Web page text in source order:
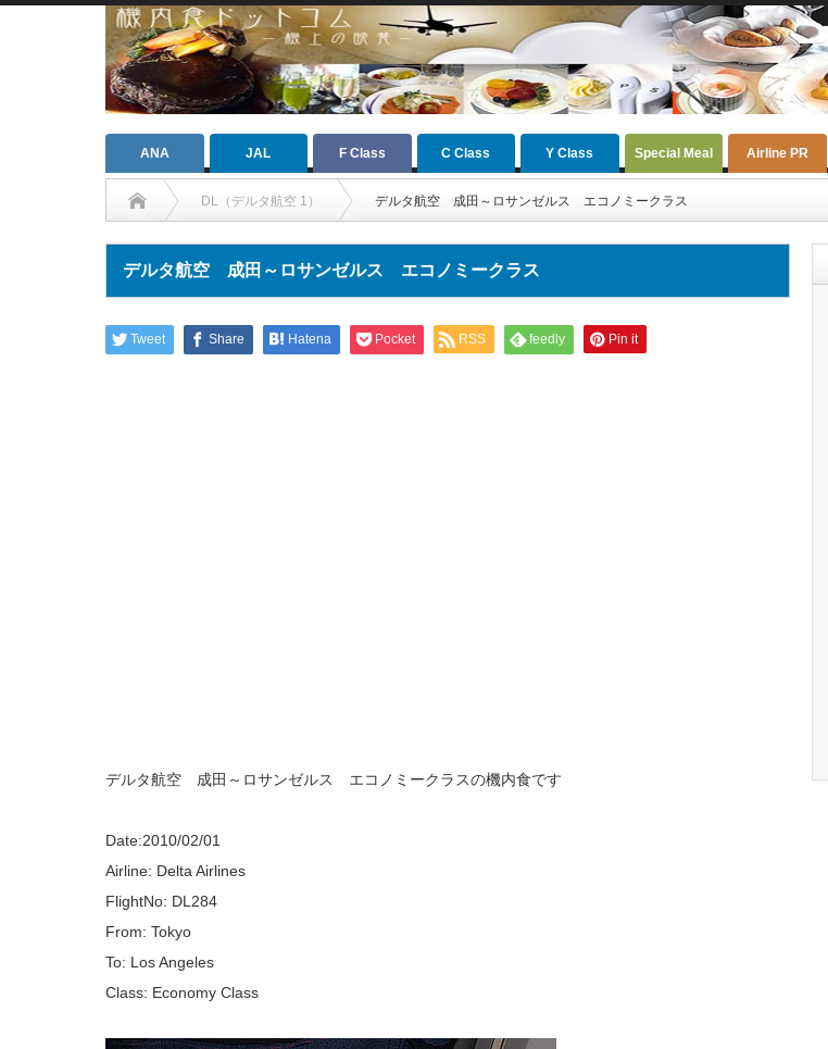
ANA JAL F Class C Class Y Class Special Meal Airline PR
DL（デルタ航空 1） デルタ航空 成田～ロサンゼルス エコノミークラス
デルタ航空 成田～ロサンゼルス エコノミークラス
Tweet Share Hatena Pocket RSS feedly Pin it
デルタ航空 成田～ロサンゼルス エコノミークラスの機内食です
Date:2010/02/01
Airline: Delta Airlines
FlightNo: DL284
From: Tokyo
To: Los Angeles
Class: Economy Class